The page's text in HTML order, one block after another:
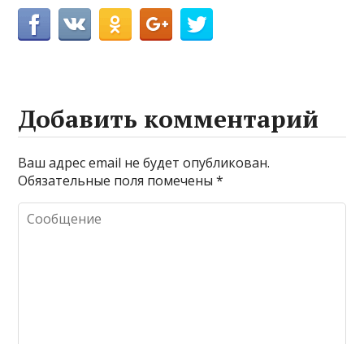
Добавить комментарий
Ваш адрес email не будет опубликован.
Обязательные поля помечены*